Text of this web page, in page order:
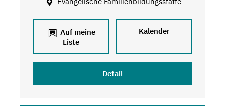
Auf meine
Liste
Kalender
Detail